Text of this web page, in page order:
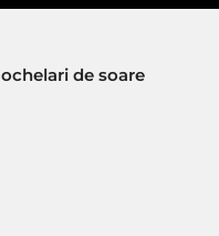
de soare